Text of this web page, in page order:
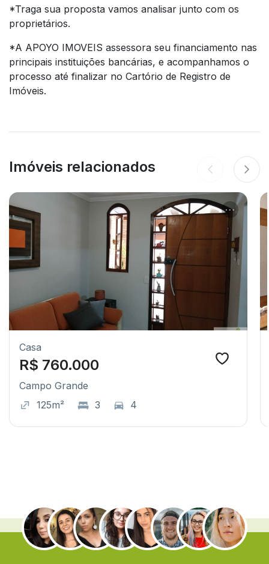
*Traga sua proposta vamos analisar junto com os
proprietários.
*A APOYO IMOVEIS assessora seu financiamento nas
principais instituições bancárias, e acompanhamos o
processo até finalizar no Cartório de Registro de
Imóveis.
Imóveis relacionados
Casa
R$ 760.000
Campo Grande
125m²
3 4
.